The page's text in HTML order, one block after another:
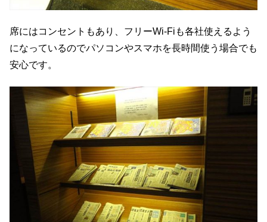
席にはコンセントもあり、フリーWi-Fiも各社使えるよう
になっているのでパソコンやスマホを長時間使う場合でも
安心です。